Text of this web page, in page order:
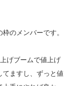
のメンバーです。
げブームで値上げ
てますし、ずっと値